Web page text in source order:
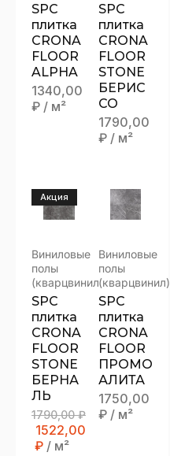
SPC
плитка
CRONA
FLOOR
ALPHA
1340,00
₽ / м²
SPC
плитка
CRONA
FLOOR
STONE
БЕРИС
СО
1790,00
₽ / м²
Акция
Виниловые
полы
(кварцвинил)
SPC
плитка
CRONA
FLOOR
STONE
БЕРНА
ЛЬ
1790,00₽
1522,00
₽ / м²
Виниловые
полы
(кварцвинил)
SPC
плитка
CRONA
FLOOR
ПРОМО
АЛИТА
1750,00
₽ / м²